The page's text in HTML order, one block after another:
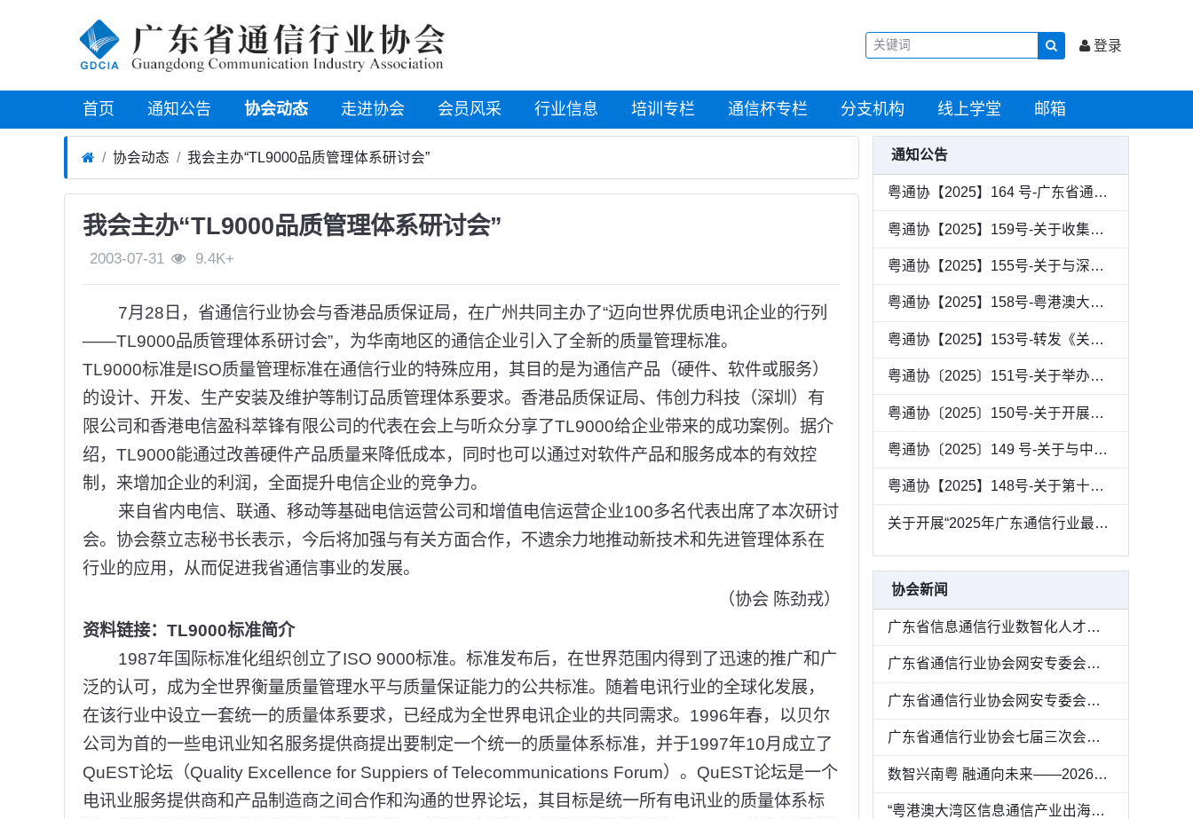
登录
首页 通知公告 协会动态 走进协会 会员风采 行业信息 培训专栏 通信杯专栏 分支机构 线上学堂 邮箱
协会动态 我会主办“TL9000品质管理体系研讨会”
我会主办“TL9000品质管理体系研讨会”
2003-07-31 9.4K+
7月28日，省通信行业协会与香港品质保证局，在广州共同主办了“迈向世界优质电讯企业的行列
——TL9000品质管理体系研讨会”，为华南地区的通信企业引入了全新的质量管理标准。
TL9000标准是ISO质量管理标准在通信行业的特殊应用，其目的是为通信产品（硬件、软件或服务）
的设计、开发、生产安装及维护等制订品质管理体系要求。香港品质保证局、伟创力科技（深圳）有
限公司和香港电信盈科萃锋有限公司的代表在会上与听众分享了TL9000给企业带来的成功案例。据介
绍，TL9000能通过改善硬件产品质量来降低成本，同时也可以通过对软件产品和服务成本的有效控
制，来增加企业的利润，全面提升电信企业的竞争力。
来自省内电信、联通、移动等基础电信运营公司和增值电信运营企业100多名代表出席了本次研讨
会。协会蔡立志秘书长表示，今后将加强与有关方面合作，不遗余力地推动新技术和先进管理体系在
行业的应用，从而促进我省通信事业的发展。
（协会 陈劲戎）
资料链接：TL9000标准简介
1987年国际标准化组织创立了ISO 9000标准。标准发布后，在世界范围内得到了迅速的推广和广
泛的认可，成为全世界衡量质量管理水平与质量保证能力的公共标准。随着电讯行业的全球化发展，
在该行业中设立一套统一的质量体系要求，已经成为全世界电讯企业的共同需求。1996年春，以贝尔
公司为首的一些电讯业知名服务提供商提出要制定一个统一的质量体系标准，并于1997年10月成立了
QuEST论坛（Quality Excellence for Suppiers of Telecommunications Forum）。QuEST论坛是一个
电讯业服务提供商和产品制造商之间合作和沟通的世界论坛，其目标是统一所有电讯业的质量体系标
通知公告
粤通协【2025】164 号-广东省通信行业协会关于《通信领域新型储能建设通用标准》团体标准的公示
粤通协【2025】159号-关于收集《广东省信息通信行业数智化人才发展情况调研》的通知
粤通协【2025】155号-关于与深圳华商基业、中兴通讯联合举办绩效改进论坛全国巡讲（华南站）活动的通知
粤通协【2025】158号-粤港澳大湾区通信产业出海生态联盟成员单位招募公告
粤通协【2025】153号-转发《关于举办2025（第六届）数字化转型推动高质量发展大会的通知》
粤通协〔2025〕151号-关于举办第二批次网络安全保险服务试点工作交流会的通知
粤通协〔2025〕150号-关于开展第二批次网络安全保险服务试点工作案例征集的通知
粤通协〔2025〕149 号-关于与中兴通讯联名举办 2025 生态中国行联合巡展活动的通知
粤通协【2025】148号-关于第十三届“广东通信杯”网球邀请赛延期的通知
关于开展“2025年广东通信行业最美服务之星”推荐的通知
协会新闻
广东省信息通信行业数智化人才发展蓝皮书专家评审会在穗召开
广东省通信行业协会网安专委会走访深信服
广东省通信行业协会网安专委会走访安恒信息
广东省通信行业协会七届三次会员大会暨七届九次理事会在广州顺利召开
数智兴南粤 融通向未来——2026广东通信与互联网行业会员大会圆满举办
“粤港澳大湾区信息通信产业出海生态联盟”成立—— 共筑数字出海新生态